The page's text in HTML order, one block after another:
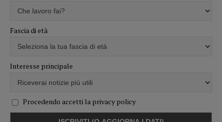
Fascia di età
Interesse principale
Procedendo accetti la privacy policy